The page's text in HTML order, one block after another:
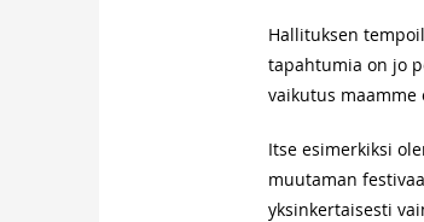
Hallituksen
tapahtumia on jo
vaikutus
Itse esimerkiksi
muutaman
yksinkertaisesti